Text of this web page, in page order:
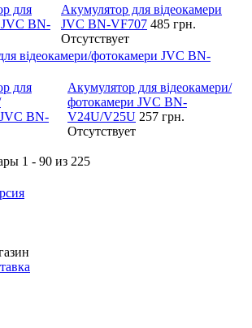
Акумулятор для відеокамери
JVC BN-VF707 485 грн.
Отсутствует
відеокамери/фотокамери JVC BN-
Акумулятор для відеокамери/
фотокамери JVC BN-
V24U/V25U 257 грн.
Отсутствует
1 - 90 из 225